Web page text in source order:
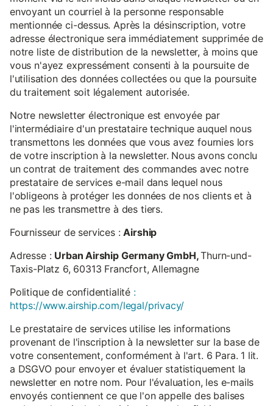
envoyant un courriel à la personne responsable
mentionnée ci-dessus. Après la désinscription, votre
adresse électronique sera immédiatement supprimée de
notre liste de distribution de la newsletter, à moins que
vous n'ayez expressément consenti à la poursuite de
l'utilisation des données collectées ou que la poursuite
du traitement soit légalement autorisée.
Notre newsletter électronique est envoyée par
l'intermédiaire d'un prestataire technique auquel nous
transmettons les données que vous avez fournies lors
de votre inscription à la newsletter. Nous avons conclu
un contrat de traitement des commandes avec notre
prestataire de services e-mail dans lequel nous
l'obligeons à protéger les données de nos clients et à
ne pas les transmettre à des tiers.
Fournisseur de services :Airship
Adresse : Urban Airship Germany GmbH,Thurn-und-
Taxis-Platz 6, 60313 Francfort, Allemagne
Politique de confidentialité :
https://www.airship.com/legal/privacy/
Le prestataire de services utilise les informations
provenant de l'inscription à la newsletter sur la base de
votre consentement, conformément à l'art. 6 Para. 1 lit.
a DSGVO pour envoyer et évaluer statistiquement la
newsletter en notre nom. Pour l'évaluation, les e-mails
envoyés contiennent ce que l'on appelle des balises